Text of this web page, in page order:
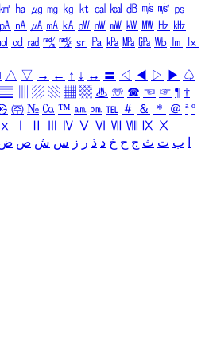
㎢ ㏊ ㎍ ㎎ ㎏ ㏏ ㎈ ㎉ ㏈ ㎧ ㎨ ㎰
㎀ ㎁ ㎂ ㎃ ㎄ ㎺ ㎻ ㎽ ㎾ ㎿ ㎐ ㎑
㏅ ㎭ ㎮ ㎯ ㏛ ㎩ ㎪ ㎫ ㎬ ㏝ ㏐
㏓
△ ▽ → ← ↑ ↓ ↔ 〓 ◁ ◀ ▷ ▶ ♤
▤ ▨ ▧ ▦ ▩ ♨ ☏ ☎ ☜ ☞ ¶ †
㈜ № ㏇ ™ ㏂ ㏘ ℡ ＃ ＆ ＊ ＠ ª º
ⅹ Ⅳ Ⅴ Ⅵ Ⅶ Ⅷ Ⅸ Ⅹ
ب ت ث ج ح خ د ذ ر ز س ش ص